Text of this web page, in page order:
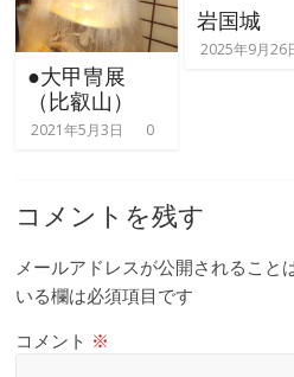
る
歴
史
究
ト
●大甲冑展
（比叡山）
2021年5月3日 0
岩国城
2025年9月26
コメントを残す
メールアドレスが公開されること
いる欄は必須項目です
コメント ※